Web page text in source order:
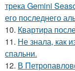
трека Gemini
его последнего
10. Квартира
11. Не знала, как
спальни.
12. В